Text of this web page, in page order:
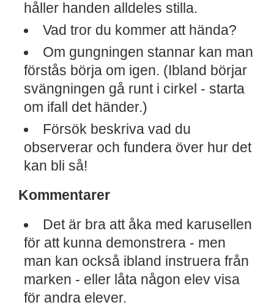
håller handen alldeles stilla.
Vad tror du kommer att hända?
Om gungningen stannar kan man
förstås börja om igen. (Ibland börjar
svängningen gå runt i cirkel - starta
om ifall det händer.)
Försök beskriva vad du
observerar och fundera över hur det
kan bli så!
Kommentarer
Det är bra att åka med karusellen
för att kunna demonstrera - men
man kan också ibland instruera från
marken - eller låta någon elev visa
för andra elever.